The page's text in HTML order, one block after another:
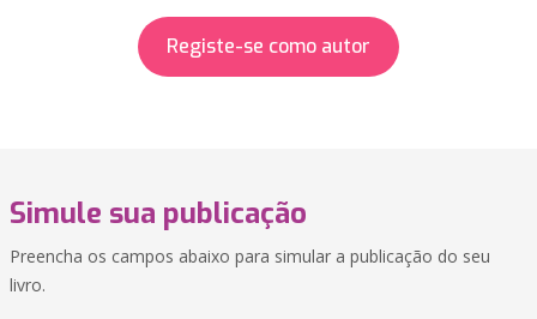
Registe-se como autor
Simule sua publicação
Preencha os campos abaixo para simular a publicação do seu
livro.